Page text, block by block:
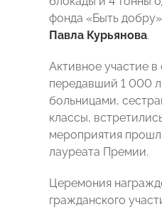
фонда «Быть
Павла Курьянова.
Активное участие
передавший 1 000
больницами,
классы,
мероприятия
лауреата Премии.
Церемония
гражданского